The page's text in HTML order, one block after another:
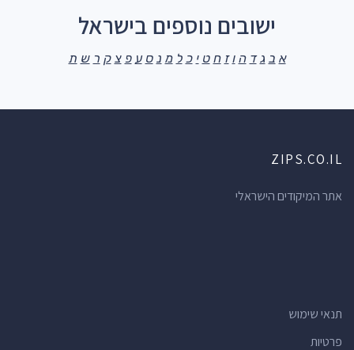
ישובים נוספים בישראל
א ב ג ד ה ו ז ח ט י כ ל מ נ ס ע פ צ ק ר ש ת
ZIPS.CO.IL
אתר המיקודים הישראלי
תנאי שימוש
פרטיות